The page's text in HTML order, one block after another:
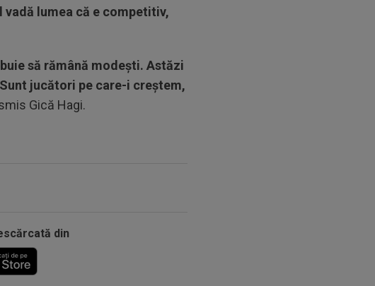
vadă lumea că e competitiv,
să rămână modești. Astăzi
jucători pe care-i creștem,
Gică Hagi.
din